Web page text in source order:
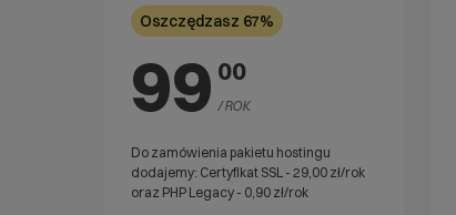
Oszczędzasz 67%
99 00
/ ROK
Do zamówienia pakietu hostingu
dodajemy: Certyfikat SSL - 29,00 zł/rok
oraz PHP Legacy - 0,90 zł/rok